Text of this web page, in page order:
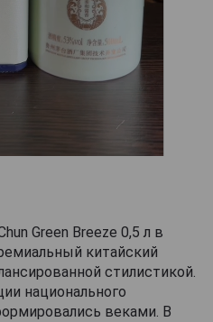
Green Breeze 0,5 л в
китайский
стилистикой.
национального
веками. В